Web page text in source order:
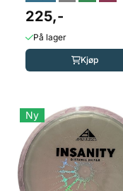
225,-
På lager
Kjøp
Ny